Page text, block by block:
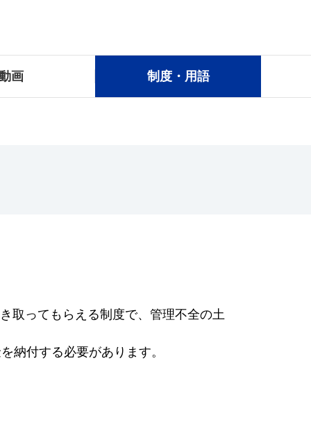
画 制度・用語
取ってもらえる制度で、管理不全の土
納付する必要があります。